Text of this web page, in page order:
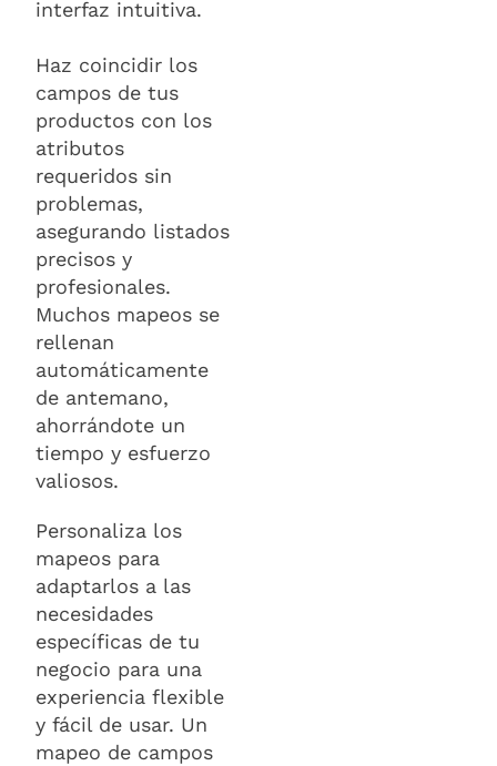
interfaz intuitiva.
Haz coincidir los
campos de tus
productos con los
atributos
requeridos sin
problemas,
asegurando listados
precisos y
profesionales.
Muchos mapeos se
rellenan
automáticamente
de antemano,
ahorrándote un
tiempo y esfuerzo
valiosos.
Personaliza los
mapeos para
adaptarlos a las
necesidades
específicas de tu
negocio para una
experiencia flexible
y fácil de usar. Un
mapeo de campos